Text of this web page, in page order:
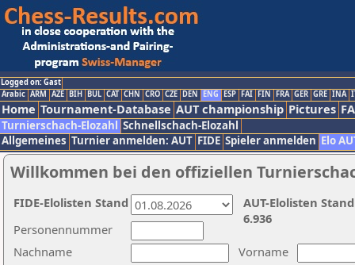
Logged on: Gast
Arabic ARM AZE BIH BUL CAT CHN CRO CZE DEN ENG ESP FAI FIN FRA GER GRE INA
Home Tournament-Database AUT championship Pictures
Turnierschach-Elozahl Schnellschach-Elozahl
Allgemeines Turnier anmelden: AUT FIDE Spieler anmelden Elo
Willkommen bei den offiziellen
Nachname
Vorname
Personennummer
AUT-Elolisten
6.936
FIDE-Elolisten Stand